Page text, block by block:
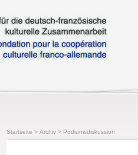
Startseite > Archiv > Podiumsdiskussion